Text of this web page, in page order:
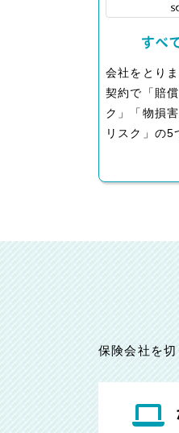
すべ
会社をとり
契約で「賠
ク」「物損
リスク」の5
保険会社を